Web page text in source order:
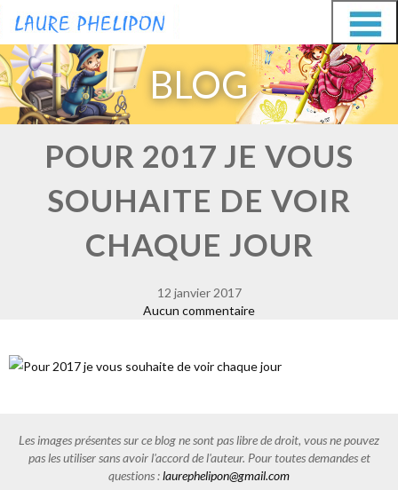
Aller
au
contenu
Aller
au
contenu
BLOG
POUR 2017 JE VOUS
SOUHAITE DE VOIR
CHAQUE JOUR
12 janvier 2017
Aucun commentaire
Les images présentes sur ce blog ne sont pas libre de droit, vous ne pouvez
pas les utiliser sans avoir l'accord de l'auteur. Pour toutes demandes et
questions :laurephelipon@gmail.com